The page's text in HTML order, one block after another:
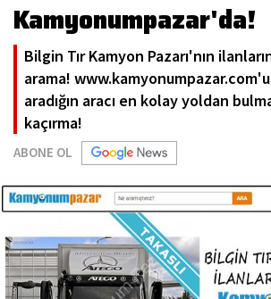
Kamyonumpazar'da!
Bilgin Tır Kamyon Pazarı'nın
arama!
aradığın aracı en kolay yoldan
kaçırma!
ABONE OL